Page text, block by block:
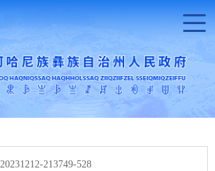
20231212-213749-528